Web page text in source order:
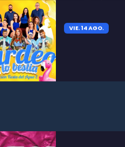
VIE. 14 AGO.